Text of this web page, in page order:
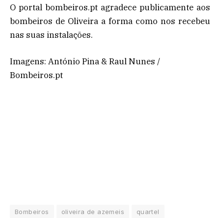
O portal bombeiros.pt agradece publicamente aos
bombeiros de Oliveira a forma como nos recebeu
nas suas instalações.
Imagens: António Pina & Raul Nunes /
Bombeiros.pt
Bombeiros oliveira de azemeis quartel